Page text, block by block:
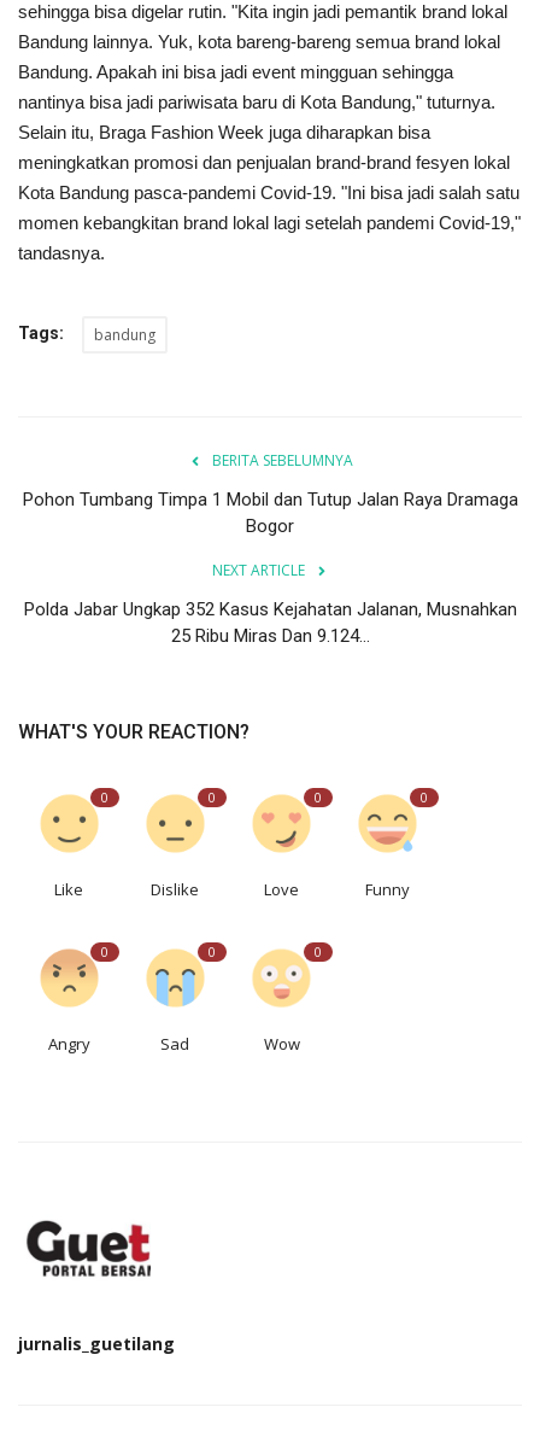
sehingga bisa digelar rutin. "Kita ingin jadi pemantik brand lokal
Bandung lainnya. Yuk, kota bareng-bareng semua brand lokal
Bandung. Apakah ini bisa jadi event mingguan sehingga
nantinya bisa jadi pariwisata baru di Kota Bandung," tuturnya.
Selain itu, Braga Fashion Week juga diharapkan bisa
meningkatkan promosi dan penjualan brand-brand fesyen lokal
Kota Bandung pasca-pandemi Covid-19. "Ini bisa jadi salah satu
momen kebangkitan brand lokal lagi setelah pandemi Covid-19,"
tandasnya.
Tags: bandung
BERITA SEBELUMNYA
Pohon Tumbang Timpa 1 Mobil dan Tutup Jalan Raya Dramaga
Bogor
NEXT ARTICLE
Polda Jabar Ungkap 352 Kasus Kejahatan Jalanan, Musnahkan
25 Ribu Miras Dan 9.124...
WHAT'S YOUR REACTION?
0
Like
0
Dislike
0
Love
0
Funny
0
Angry
0
Sad
0
Wow
jurnalis_guetilang